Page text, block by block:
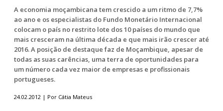
A economia moçambicana tem crescido a um ritmo de 7,7%
ao ano e os especialistas do Fundo Monetário Internacional
colocam o país no restrito lote dos 10 países do mundo que
mais cresceram na última década e que mais irão crescer até
2016. A posição de destaque faz de Moçambique, apesar de
todas as suas carências, uma terra de oportunidades para
um número cada vez maior de empresas e profissionais
portugueses.
24.02.2012 | Por Cátia Mateus